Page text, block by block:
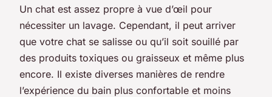
Un chat est assez propre à vue d’œil pour
nécessiter un lavage. Cependant, il peut arriver
que votre chat se salisse ou qu’il soit souillé par
des produits toxiques ou graisseux et même plus
encore. Il existe diverses manières de rendre
l’expérience du bain plus confortable et moins